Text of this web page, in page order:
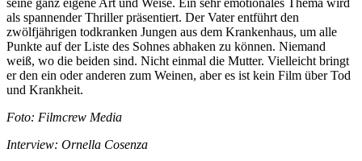
als spannender Thriller präsentiert. Der Vater entführt den
zwölfjährigen todkranken Jungen aus dem Krankenhaus, um alle
Punkte auf der Liste des Sohnes abhaken zu können. Niemand
weiß, wo die beiden sind. Nicht einmal die Mutter. Vielleicht bringt
er den ein oder anderen zum Weinen, aber es ist kein Film über Tod
und Krankheit.
Foto: Filmcrew Media
Interview: Ornella Cosenza